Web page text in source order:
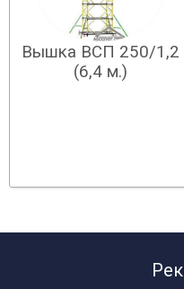
Вышка ВСП 250/1,2
(6,4 м.)